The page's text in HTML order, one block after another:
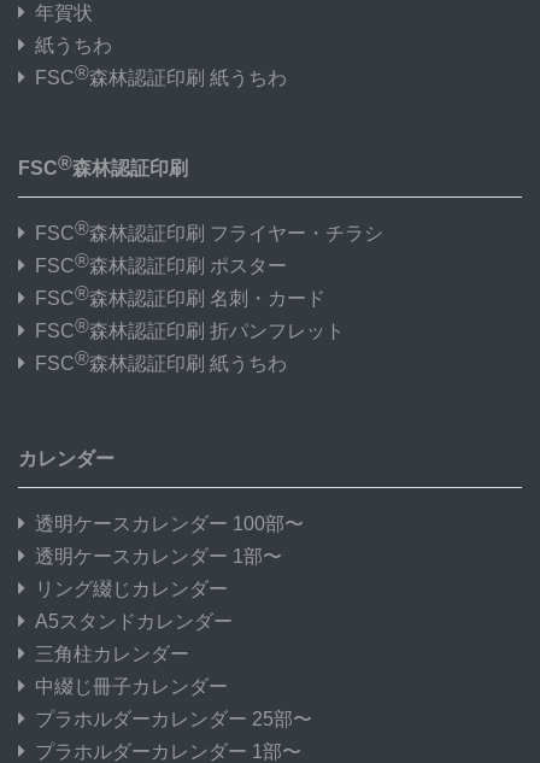
年賀状
紙うちわ
FSC®森林認証印刷 紙うちわ
FSC®森林認証印刷
FSC®森林認証印刷 フライヤー・チラシ
FSC®森林認証印刷 ポスター
FSC®森林認証印刷 名刺・カード
FSC®森林認証印刷 折パンフレット
FSC®森林認証印刷 紙うちわ
カレンダー
透明ケースカレンダー 100部〜
透明ケースカレンダー 1部〜
リング綴じカレンダー
A5スタンドカレンダー
三角柱カレンダー
中綴じ冊子カレンダー
プラホルダーカレンダー 25部〜
プラホルダーカレンダー 1部〜